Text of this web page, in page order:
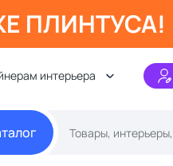
ПЛИНТУСА!
интерьера